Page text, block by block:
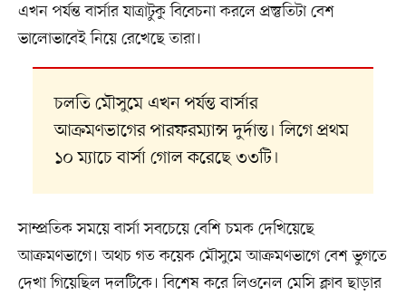
এখন পর্যন্ত বার্সার যাত্রাটুকু বিবেচনা করলে প্রস্তুতিটা বেশ
ভালোভাবেই নিয়ে রেখেছে তারা।
চলতি মৌসুমে এখন পর্যন্ত বার্সার
আক্রমণভাগের পারফরম্যান্স দুর্দান্ত। লিগে প্রথম
১০ ম্যাচে বার্সা গোল করেছে ৩৩টি।
সাম্প্রতিক সময়ে বার্সা সবচেয়ে বেশি চমক দেখিয়েছে
আক্রমণভাগে। অথচ গত কয়েক মৌসুমে আক্রমণভাগে বেশ ভুগতে
দেখা গিয়েছিল দলটিকে। বিশেষ করে লিওনেল মেসি ক্লাব ছাড়ার